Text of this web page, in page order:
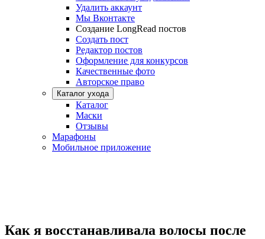
Удалить аккаунт
Мы Вконтакте
Создание LongRead постов
Создать пост
Редактор постов
Оформление для конкурсов
Качественные фото
Авторское право
Каталог ухода
Каталог
Маски
Отзывы
Марафоны
Мобильное приложение
Как я восстанавливала волосы после